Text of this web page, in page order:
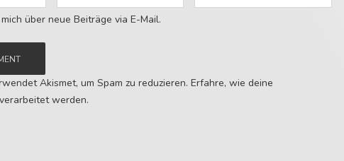
über neue Beiträge via E-Mail.
Akismet, um Spam zu reduzieren. Erfahre, wie deine
werden.